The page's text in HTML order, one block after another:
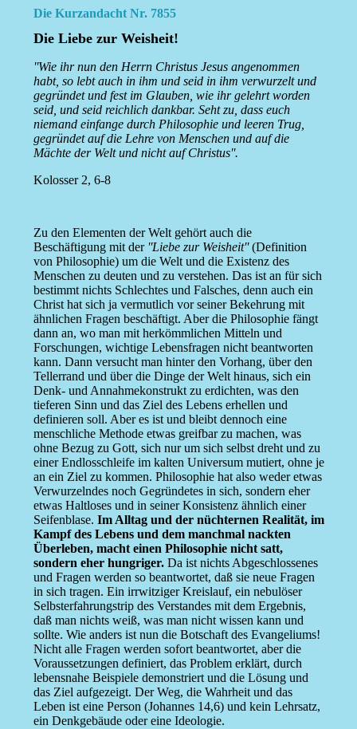
Die Kurzandacht Nr. 7855
Die Liebe zur Weisheit!
''Wie ihr nun den Herrn Christus Jesus angenommen
habt, so lebt auch in ihm und seid in ihm verwurzelt und
gegründet und fest im Glauben, wie ihr gelehrt worden
seid, und seid reichlich dankbar. Seht zu, dass euch
niemand einfange durch Philosophie und leeren Trug,
gegründet auf die Lehre von Menschen und auf die
Mächte der Welt und nicht auf Christus''.
Kolosser 2, 6-8
Zu den Elementen der Welt gehört auch die
Beschäftigung mit der ''Liebe zur Weisheit''(Definition
von Philosophie) um die Welt und die Existenz des
Menschen zu deuten und zu verstehen. Das ist an für sich
bestimmt nichts Schlechtes und Falsches, denn auch ein
Christ hat sich ja vermutlich vor seiner Bekehrung mit
ähnlichen Fragen beschäftigt. Aber die Philosophie fängt
dann an, wo man mit herkömmlichen Mitteln und
Forschungen, wichtige Lebensfragen nicht beantworten
kann. Dann versucht man hinter den Vorhang, über den
Tellerrand und über die Dinge der Welt hinaus, sich ein
Denk- und Annahmekonstrukt zu erdichten, was den
tieferen Sinn und das Ziel des Lebens erhellen und
definieren soll. Aber es ist und bleibt dennoch eine
menschliche Methode etwas greifbar zu machen, was
ohne Bezug zu Gott, sich nur um sich selbst dreht und zu
einer Endlosschleife im kalten Universum mutiert, ohne je
an ein Ziel zu kommen. Philosophie hat also weder etwas
Verwurzelndes noch Gegründetes in sich, sondern eher
etwas Haltloses und in seiner Konsistenz ähnlich einer
Seifenblase. Im Alltag und der nüchternen Realität, im
Kampf des Lebens und dem manchmal nackten
Überleben, macht einen Philosophie nicht satt,
sondern eher hungriger.Da ist nichts Abgeschlossenes
und Fragen werden so beantwortet, daß sie neue Fragen
in sich tragen. Ein irrwitziger Kreislauf, ein nebulöser
Selbsterfahrungstrip des Verstandes mit dem Ergebnis,
daß man nichts weiß, was man nicht wissen kann und
sollte. Wie anders ist nun die Botschaft des Evangeliums!
Nicht alle Fragen werden sofort beantwortet, aber die
Voraussetzungen definiert, das Problem erklärt, durch
lebensnahe Beispiele demonstriert und die Lösung und
das Ziel aufgezeigt. Der Weg, die Wahrheit und das
Leben ist eine Person (Johannes 14,6) und kein Lehrsatz,
ein Denkgebäude oder eine Ideologie.